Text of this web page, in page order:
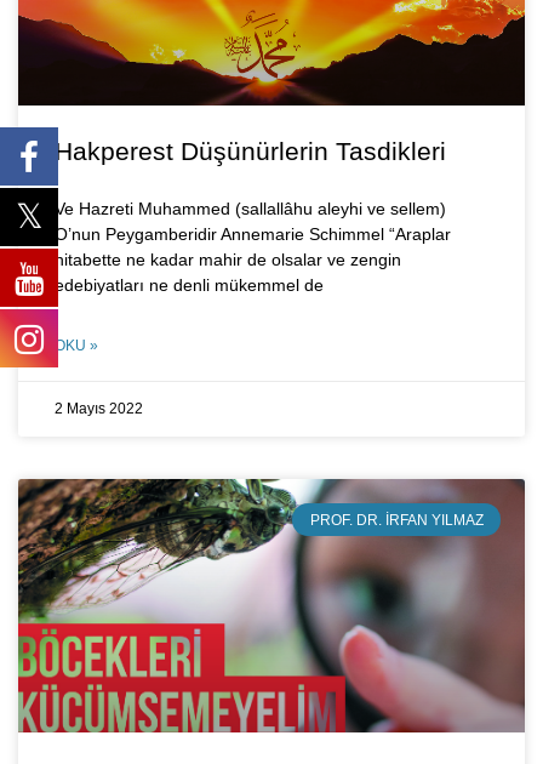
Hakperest Düşünürlerin Tasdikleri
Ve Hazreti Muhammed (sallallâhu aleyhi ve sellem)
O’nun Peygamberidir Annemarie Schimmel “Araplar
hitabette ne kadar mahir de olsalar ve zengin
edebiyatları ne denli mükemmel de
OKU »
2 Mayıs 2022
PROF. DR. İRFAN YILMAZ